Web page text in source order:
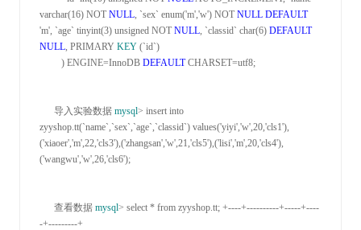
varchar(16) NOT NULL, `sex` enum('m','w') NOT NULL DEFAULT
'm', `age` tinyint(3) unsigned NOT NULL, `classid` char(6) DEFAULT
NULL, PRIMARY KEY (`id`)
         ) ENGINE
=InnoDB DEFAULT CHARSET=utf8;
      导入实验数据
mysql> insert into
zyyshop.tt(`name`,`sex`,`age`,`classid`) values('yiyi','w',20,'cls1'),
('xiaoer','m',22,'cls3'),('zhangsan','w',21,'cls5'),('lisi','m',20,'cls4'),
('wangwu','w',26,'cls6');
      查看数据
mysql> select * from zyyshop.tt; +----+----------+-----+----
-+---------+